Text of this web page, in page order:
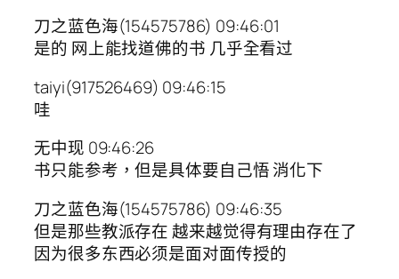
刀之蓝色海(154575786) 09:46:01
是的 网上能找道佛的书 几乎全看过
taiyi(917526469) 09:46:15
哇
无中现 09:46:26
书只能参考，但是具体要自己悟 消化下
刀之蓝色海(154575786) 09:46:35
但是那些教派存在 越来越觉得有理由存在了
因为很多东西必须是面对面传授的